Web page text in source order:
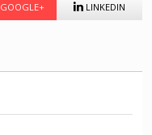
GOOGLE+ LINKEDIN